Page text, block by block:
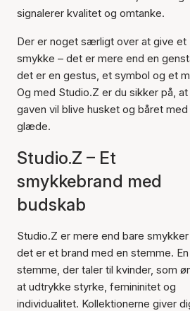
signalerer kvalitet og omtanke.
Der er noget særligt over at give et
smykke – det er mere end en
det er en gestus, et symbol og et
Og med Studio.Z er du sikker på, at
gaven vil blive husket og båret med
glæde.
Studio.Z – Et
smykkebrand med
budskab
Studio.Z er mere end bare
det er et brand med en stemme. En
stemme, der taler til kvinder, som
at udtrykke styrke, femininitet og
individualitet. Kollektionerne giver